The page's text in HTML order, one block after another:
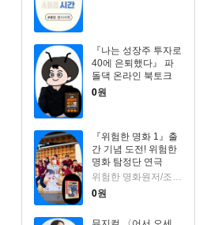
『나는 성장주 투자로
40에 은퇴했다』 파
돌댁 온라인 북토크
0원
『위험한 명화 1』출
간 기념 도전! 위험한
명화 탐정단 연극
위험한 명화원저/조희애 글/고야그림
0원